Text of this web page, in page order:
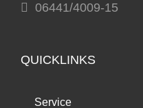
06441/4009-15
QUICKLINKS
Service